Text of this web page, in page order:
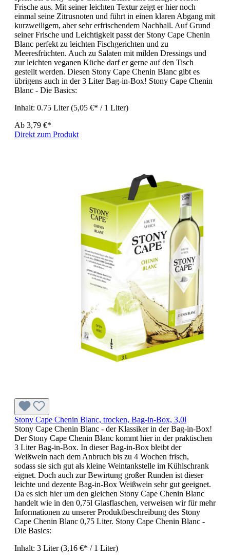
Frische aus. Mit seiner leichten Textur zeigt er hier noch
einmal seine Zitrusnoten und führt in einen klaren Abgang mit
kurzweiligem, aber sehr erfrischendem Nachhall. Auf Grund
seiner Frische und Leichtigkeit passt der Stony Cape Chenin
Blanc perfekt zu leichten Fischgerichten und zu
Meeresfrüchten. Auch zu Salaten mit milden Dressings und
zur leichten veganen Küche darf er gerne auf den Tisch
gestellt werden. Diesen Stony Cape Chenin Blanc gibt es
übrigens auch in der 3 Liter Bag-in-Box! Stony Cape Chenin
Blanc - Die Basics:
Inhalt: 0.75 Liter(5,05 €* / 1 Liter)
Ab 3,79 €*
Direkt zum Produkt
Stony Cape Chenin Blanc, trocken, Bag-in-Box, 3,0l
Stony Cape Chenin Blanc - der Klassiker in der Bag-in-Box!
Der Stony Cape Chenin Blanc kommt hier in der praktischen
3 Liter Bag-in-Box. In dieser Bag-in-Box bleibt der
Weißwein nach dem Anbruch bis zu 4 Wochen frisch,
sodass sie sich gut als kleine Weintankstelle im Kühlschrank
eignet. Doch auch zur Bewirtung großer Runden ist dieser
leichte und dezente Bag-in-Box Weißwein sehr gut geeignet.
Da es sich hier um den gleichen Stony Cape Chenin Blanc
handelt wie in den 0,75l Glasflaschen, verweisen wir für mehr
Informationen zu unserer Produktbeschreibung des Stony
Cape Chenin Blanc 0,75 Liter. Stony Cape Chenin Blanc -
Die Basics:
Inhalt: 3 Liter(3,16 €* / 1 Liter)